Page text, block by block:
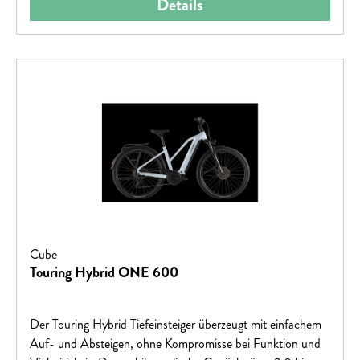
Details
Cube
Touring Hybrid ONE 600
Der Touring Hybrid Tiefeinsteiger überzeugt mit einfachem
Auf- und Absteigen, ohne Kompromisse bei Funktion und